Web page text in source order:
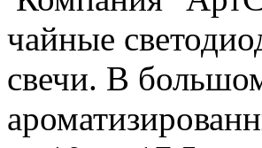
чайные
свечи. В